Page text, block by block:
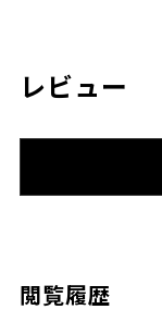
レビュー
閲覧履歴